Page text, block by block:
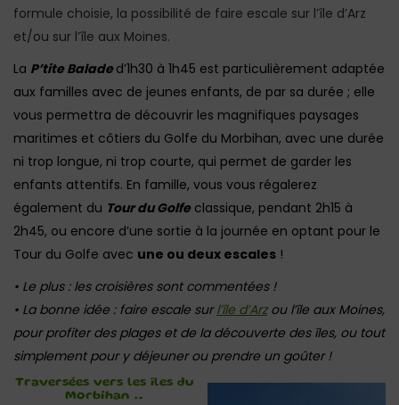
formule choisie, la possibilité de faire escale sur l’île d’Arz
et/ou sur l’île aux Moines.
La P’tite Baladed’1h30 à 1h45 est particulièrement adaptée
aux familles avec de jeunes enfants, de par sa durée ; elle
vous permettra de découvrir les magnifiques paysages
maritimes et côtiers du Golfe du Morbihan, avec une durée
ni trop longue, ni trop courte, qui permet de garder les
enfants attentifs. En famille, vous vous régalerez
également du Tour du Golfeclassique, pendant 2h15 à
2h45, ou encore d’une sortie à la journée en optant pour le
Tour du Golfe avec une ou deux escales !
• Le plus : les croisières sont commentées !
• La bonne idée : faire escale surl’île d’Arzou l’île aux Moines,
pour profiter des plages et de la découverte des îles, ou tout
simplement pour y déjeuner ou prendre un goûter !
Traversées vers les îles du
Morbihan …